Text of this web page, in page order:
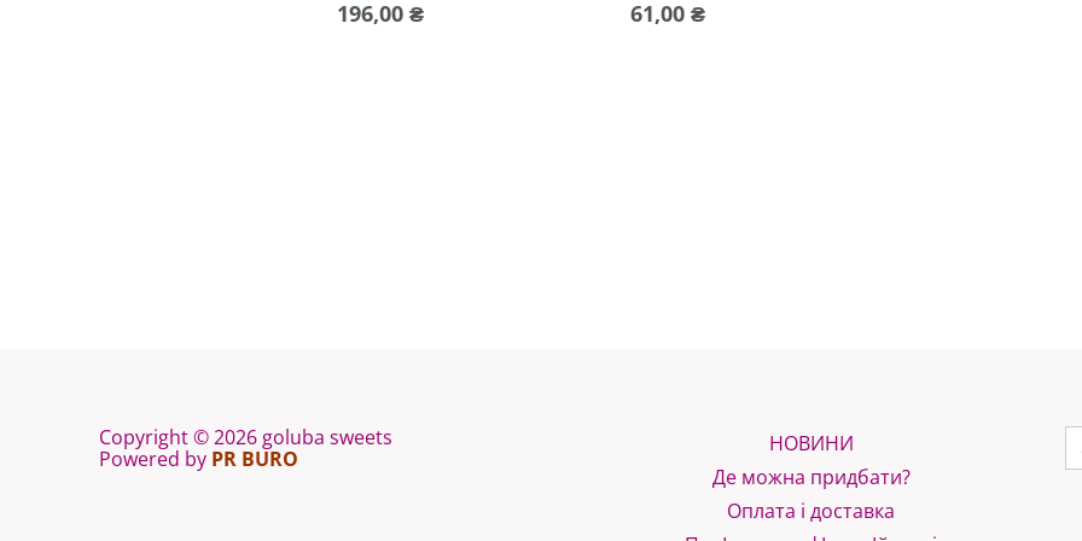
196,00 ₴ 61,00 ₴
Copyright © 2026 goluba sweets
Powered by PR BURO
НОВИНИ
Де можна придбати?
Оплата і доставка